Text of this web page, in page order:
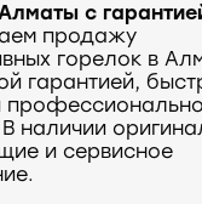
с
продажу
горелок в
гарантией,
В наличии
и сервисное